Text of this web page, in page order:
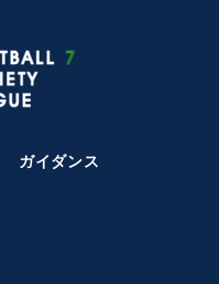
ガイダンス